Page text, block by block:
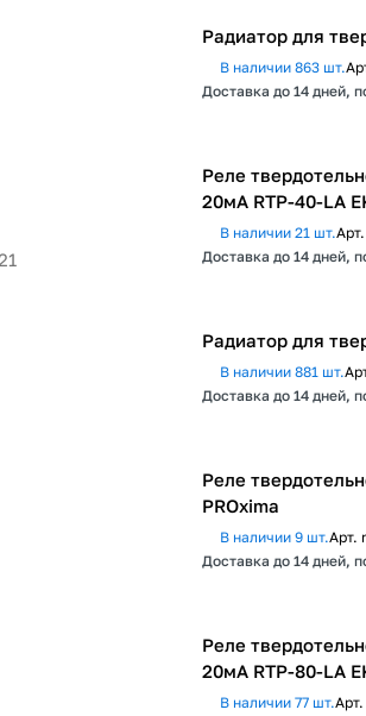
Радиатор для
В наличии 863 шт.
Доставка до 14 дней,
Реле
20мА RTP-40-LA
В наличии 21 шт.Арт.
Доставка до 14 дней,
Радиатор для
В наличии 881 шт.
Доставка до 14 дней,
Реле
PROxima
В наличии 9 шт.Арт.
Доставка до 14 дней,
Реле
20мА RTP-80-LA
В наличии 77 шт.Арт.